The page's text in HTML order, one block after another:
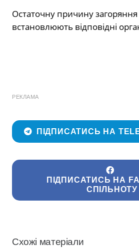
Остаточну причину загоряння
встановлюють відповідні
РЕКЛАМА
ПІДПИСАТИСЬ НА
ПІДПИСАТИСЬ НА
СПІЛЬНОТУ
Схожі матеріали